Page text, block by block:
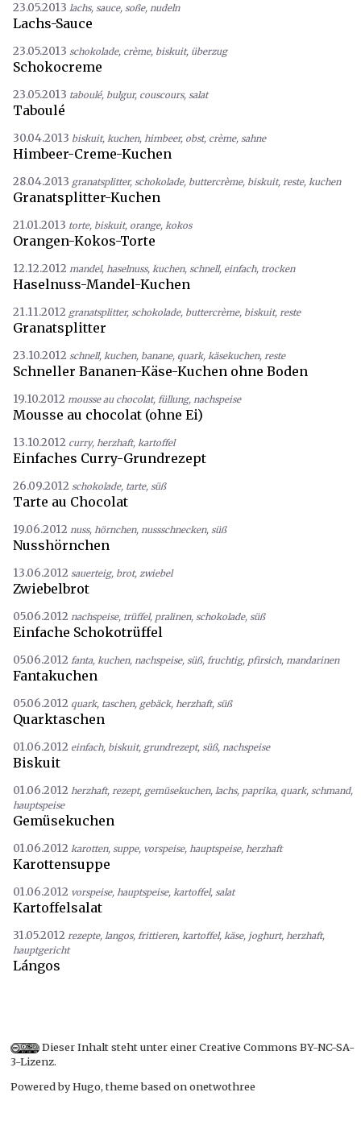
23.05.2013 lachs, sauce, soße, nudeln
Lachs-Sauce
23.05.2013 schokolade, crème, biskuit, überzug
Schokocreme
23.05.2013 taboulé, bulgur, couscours, salat
Taboulé
30.04.2013 biskuit, kuchen, himbeer, obst, crème, sahne
Himbeer-Creme-Kuchen
28.04.2013 granatsplitter, schokolade, buttercrème, biskuit, reste, kuchen
Granatsplitter-Kuchen
21.01.2013 torte, biskuit, orange, kokos
Orangen-Kokos-Torte
12.12.2012 mandel, haselnuss, kuchen, schnell, einfach, trocken
Haselnuss-Mandel-Kuchen
21.11.2012 granatsplitter, schokolade, buttercrème, biskuit, reste
Granatsplitter
23.10.2012 schnell, kuchen, banane, quark, käsekuchen, reste
Schneller Bananen-Käse-Kuchen ohne Boden
19.10.2012 mousse au chocolat, füllung, nachspeise
Mousse au chocolat (ohne Ei)
13.10.2012 curry, herzhaft, kartoffel
Einfaches Curry-Grundrezept
26.09.2012 schokolade, tarte, süß
Tarte au Chocolat
19.06.2012 nuss, hörnchen, nussschnecken, süß
Nusshörnchen
13.06.2012 sauerteig, brot, zwiebel
Zwiebelbrot
05.06.2012 nachspeise, trüffel, pralinen, schokolade, süß
Einfache Schokotrüffel
05.06.2012 fanta, kuchen, nachspeise, süß, fruchtig, pfirsich, mandarinen
Fantakuchen
05.06.2012 quark, taschen, gebäck, herzhaft, süß
Quarktaschen
01.06.2012 einfach, biskuit, grundrezept, süß, nachspeise
Biskuit
01.06.2012 herzhaft, rezept, gemüsekuchen, lachs, paprika, quark, schmand,
hauptspeise
Gemüsekuchen
01.06.2012 karotten, suppe, vorspeise, hauptspeise, herzhaft
Karottensuppe
01.06.2012 vorspeise, hauptspeise, kartoffel, salat
Kartoffelsalat
31.05.2012 rezepte, langos, frittieren, kartoffel, käse, joghurt, herzhaft,
hauptgericht
Lángos
Dieser Inhalt steht unter einerCreative Commons BY-NC-SA-
3-Lizenz.
Powered byHugo, theme based ononetwothree